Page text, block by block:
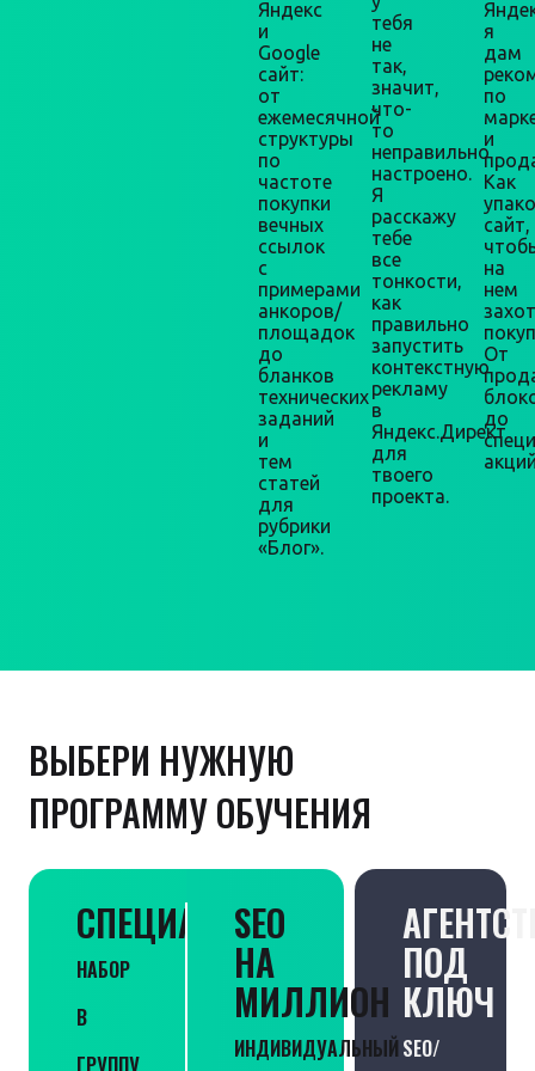
Яндекс
и
Google
сайт:
от
ежемесячной
структуры
по
частоте
покупки
вечных
ссылок
с
примерами
анкоров/
площадок
до
бланков
технических
заданий
и
тем
статей
для
рубрики
«Блог».
тебя
не
так,
значит,
что-
то
неправильно
настроено.
Я
расскажу
тебе
все
тонкости,
как
правильно
запустить
контекстную
рекламу
в
Яндекс.Директ
для
твоего
проекта.
я
дам
по
и
Как
сайт,
на
нем
От
до
ВЫБЕРИ НУЖНУЮ
ПРОГРАММУ ОБУЧЕНИЯ
СПЕЦИАЛИСТ
НАБОР
В
SEO
НА
МИЛЛИОН
ИНДИВИДУАЛЬНЫЙ
ПОД
КЛЮЧ
SEO/